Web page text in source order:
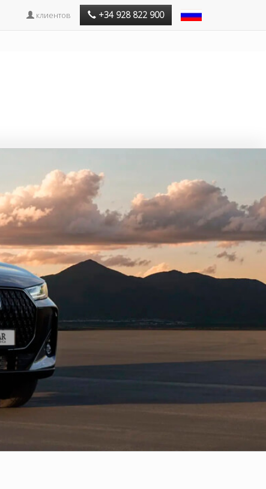
клиентов +34 928 822 900